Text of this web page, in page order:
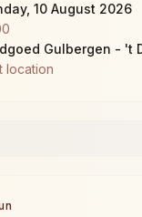
10 August 2026
Gulbergen - 't
location